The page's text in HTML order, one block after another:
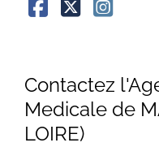
Contactez
Medicale de
LOIRE)